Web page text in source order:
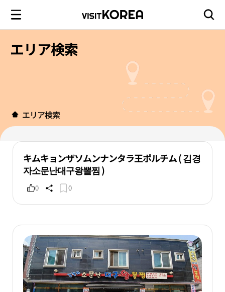
エリア検索
エリア検索
キムキョンザソムンナンタラ王ポルチム ( 김경
자소문난대구왕뽈찜 )
0 0